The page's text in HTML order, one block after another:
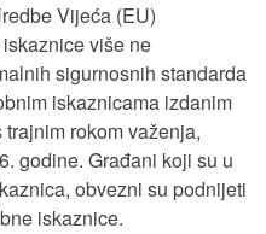
Vijeća (EU)
više ne
sigurnosnih standarda
iskaznicama izdanim
rokom važenja,
godine. Građani koji su u
obvezni su podnijeti
iskaznice.